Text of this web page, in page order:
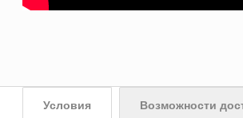
Условия Возможности